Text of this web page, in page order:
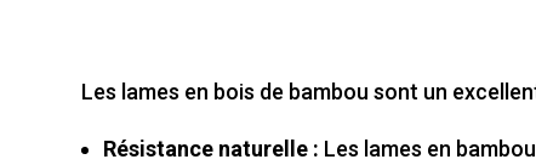
Les lames en bois de bambou sont un
Résistance naturelle : Les lames en